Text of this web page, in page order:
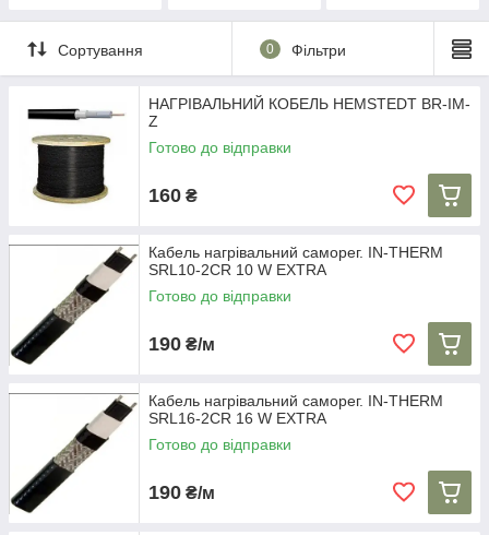
Сортування 0 Фільтри
НАГРІВАЛЬНИЙ КОБЕЛЬ HEMSTEDT BR-IM-
Z
Готово до відправки
160 ₴
Кабель нагрівальний саморег. IN-THERM
SRL10-2CR 10 W EXTRA
Готово до відправки
190 ₴/м
Кабель нагрівальний саморег. IN-THERM
SRL16-2CR 16 W EXTRA
Готово до відправки
190 ₴/м